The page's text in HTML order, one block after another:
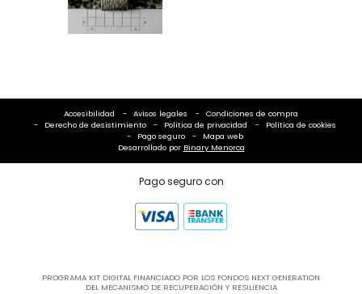
Accesibilidad Avisos legales
Condiciones de compra
Derecho de desistimiento
Política de privacidad
Política de cookies
Pago seguro
Mapa web
Desarrollado por Binary Menorca
Pago seguro con
PROGRAMA KIT DIGITAL FINANCIADO POR LOS FONDOS NEXT GENERATION
DEL MECANISMO DE RECUPERACIÓN Y RESILIENCIA